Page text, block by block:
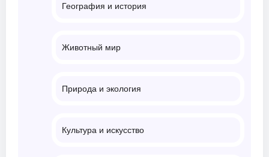
География и история
Животный мир
Природа и экология
Культура и искусство